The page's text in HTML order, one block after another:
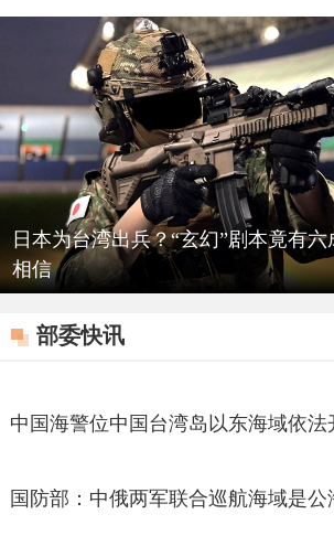
日本为台湾出兵？“玄幻”剧本竟有
相信
部委快讯
中国海警位中国台湾岛以东海域依
国防部：中俄两军联合巡航海域是